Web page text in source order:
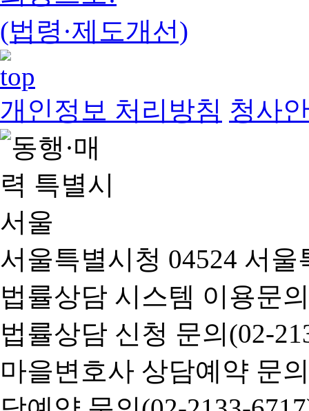
(법령·제도개선)
개인정보 처리방침 청사
서울특별시청 04524 서
법률상담 시스템 이용문
법률상담 신청 문의(02-
마을변호사 상담예약 문